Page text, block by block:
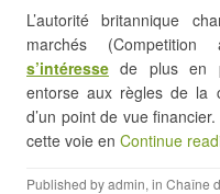
L’autorité britannique
marchés
s’intéresse de plus en
entorse aux règles de la
d’un point de vue
cette voie en Continue
Published byadmin, in Chaîne